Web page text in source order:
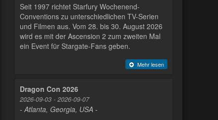
Seit 1997 richtet Starfury Wochenend-
Conventions zu unterschiedlichen TV-Serien
und Filmen aus. Vom 28. bis 30. August 2026
wird es mit der Ascension 2 zum zweiten Mal
ein Event für Stargate-Fans geben.
Mehr lesen
Dragon Con 2026
2026-09-03 - 2026-09-07
- Atlanta, Georgia, USA -